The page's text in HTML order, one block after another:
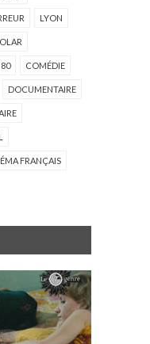
LYON
80 COMÉDIE
DOCUMENTAIRE
FRANÇAIS